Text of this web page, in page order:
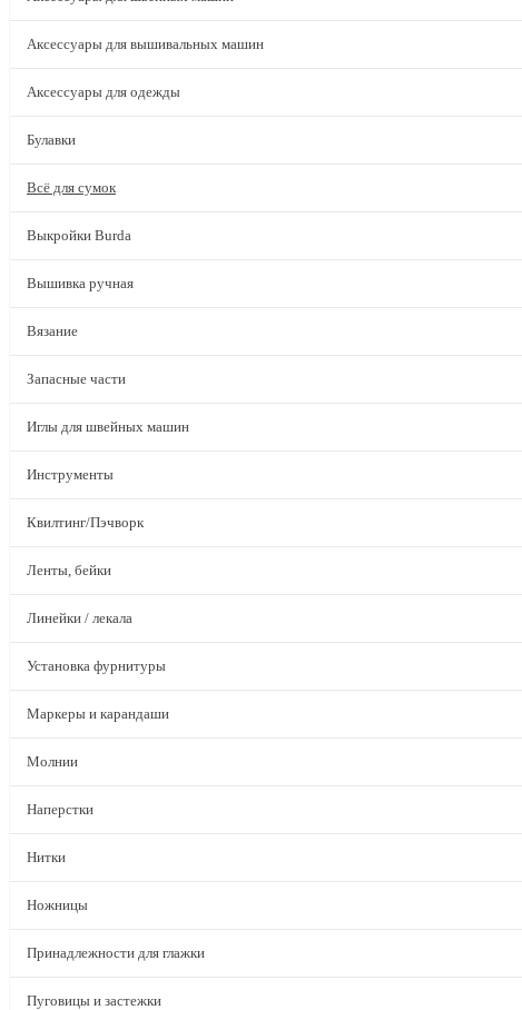
Аксессуары для вышивальных машин
Аксессуары для одежды
Булавки
Всё для сумок
Выкройки Burda
Вышивка ручная
Вязание
Запасные части
Иглы для швейных машин
Инструменты
Квилтинг/Пэчворк
Ленты, бейки
Линейки / лекала
Установка фурнитуры
Маркеры и карандаши
Молнии
Наперстки
Нитки
Ножницы
Принадлежности для глажки
Пуговицы и застежки